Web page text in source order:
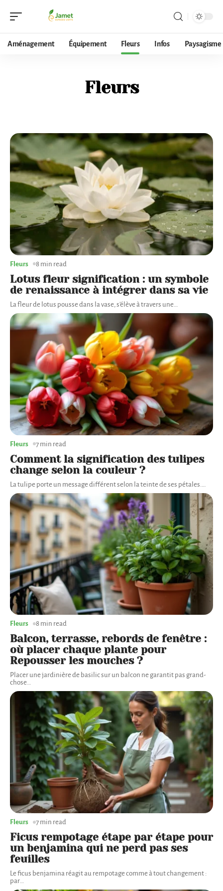
Aménagement Équipement Fleurs Infos Paysagisme
Fleurs
Lotus fleur signification : un symbole
de renaissance à intégrer dans sa vie
La fleur de lotus pousse dans la vase, s'élève à travers une
Fleurs 8 min read
Comment la signification des tulipes
change selon la couleur ?
La tulipe porte un message différent selon la teinte de ses pétales.
Fleurs 7 min read
Balcon, terrasse, rebords de fenêtre :
où placer chaque plante pour
Repousser les mouches ?
Placer une jardinière de basilic sur un balcon ne garantit pas grand-
chose…
Fleurs 8 min read
Ficus rempotage étape par étape pour
un benjamina qui ne perd pas ses
feuilles
Le ficus benjamina réagit au rempotage comme à tout changement :
par…
Fleurs 7 min read